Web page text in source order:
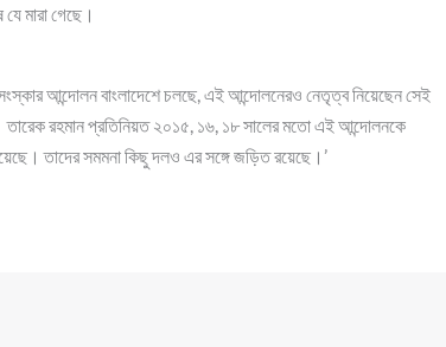
মারা গেছে।
আন্দোলন বাংলাদেশে চলছে, এই আন্দোলনেরও নেতৃত্ব নিয়েছেন সেই
রহমান প্রতিনিয়ত ২০১৫, ১৬, ১৮ সালের মতো এই আন্দোলনকে
তাদের সমমনা কিছু দলও এর সঙ্গে জড়িত রয়েছে।’